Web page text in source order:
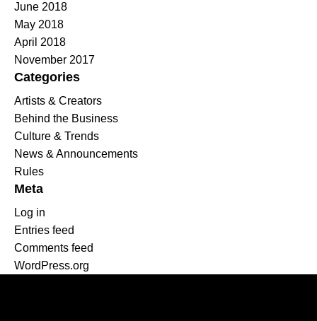
June 2018
May 2018
April 2018
November 2017
Categories
Artists & Creators
Behind the Business
Culture & Trends
News & Announcements
Rules
Meta
Log in
Entries feed
Comments feed
WordPress.org